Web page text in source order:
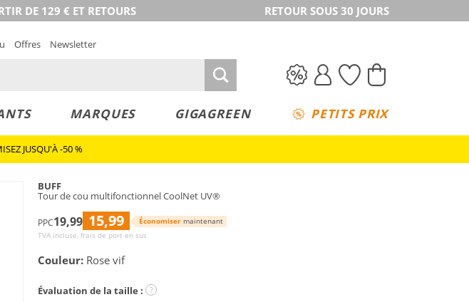
DE 129 € ET RETOURS RETOUR SOUS 30 JOURS
Offres Newsletter
MARQUES GIGAGREEN PETITS PRIX
JUSQU'À -50 %
BUFF
Tour de cou multifonctionnel CoolNet UV®
PPC19,99 15,99 Économiser maintenant
TVA incluse, frais de port en sus
Couleur: Rose vif
Évaluation de la taille : ?